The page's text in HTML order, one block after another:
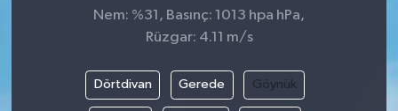
Nem: %31, Basınç: 1013 hpa hPa,
Rüzgar: 4.11 m/s
Dörtdivan Gerede Göynük